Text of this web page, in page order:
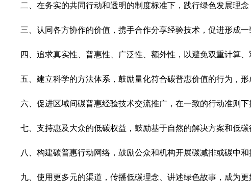
二、在务实的共同行动和透明的制度标准下，践行绿色发展理念
三、认同各方协作的价值，携手合作分享经验技术，促进形成一
四、追求真实性、普惠性、广泛性、额外性，以避免双重计算
五、建立科学的方法体系，鼓励量化符合碳普惠价值的行为，形
六、促进区域间碳普惠经验技术交流推广，在一致的行动准则
七、支持惠及大众的低碳权益，鼓励基于自然的解决方案和低
八、构建碳普惠行动网络，鼓励公众和机构开展碳减排或碳中和
九、使用更多元的渠道，传播低碳理念、讲述绿色故事，成为更